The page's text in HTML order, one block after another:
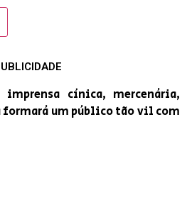
cínica, mercenária,
formará um público tão vil com